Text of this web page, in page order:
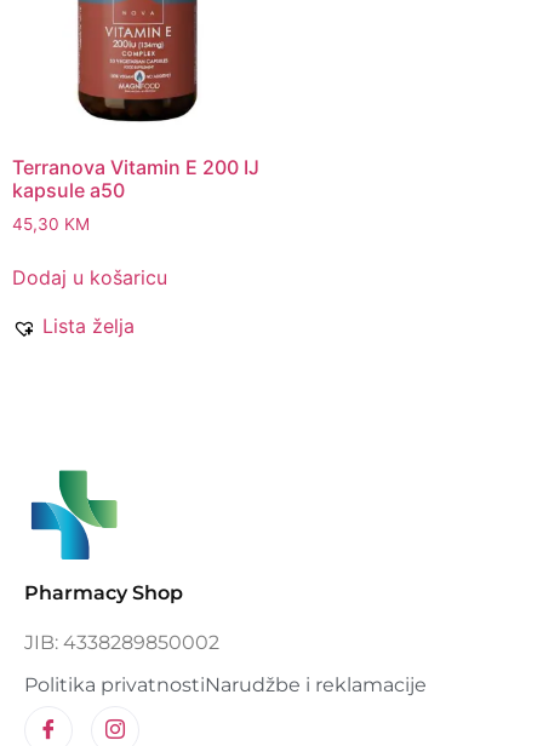
Terranova Vitamin E 200 IJ
kapsule a50
45,30 KM
Dodaj u košaricu
Lista želja
Pharmacy Shop
JIB: 4338289850002
Politika privatnostiNarudžbe i reklamacije